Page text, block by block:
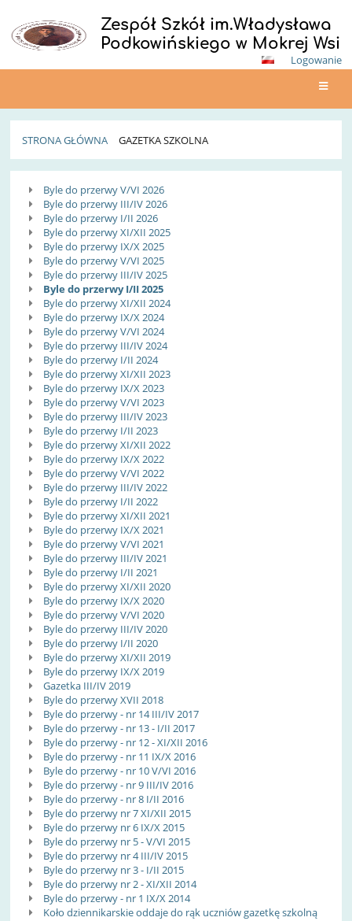
Zespół Szkół im.Władysława
Podkowińskiego w Mokrej Wsi
Logowanie
STRONA GŁÓWNA GAZETKA SZKOLNA
Gazetka
Szkolna
Byle do przerwy V/VI 2026
Byle do przerwy III/IV 2026
Byle do przerwy I/II 2026
Byle do przerwy XI/XII 2025
Byle do przerwy IX/X 2025
Byle do przerwy V/VI 2025
Byle do przerwy III/IV 2025
Byle do przerwy I/II 2025
Byle do przerwy XI/XII 2024
Byle do przerwy IX/X 2024
Byle do przerwy V/VI 2024
Byle do przerwy III/IV 2024
Byle do przerwy I/II 2024
Byle do przerwy XI/XII 2023
Byle do przerwy IX/X 2023
Byle do przerwy V/VI 2023
Byle do przerwy III/IV 2023
Byle do przerwy I/II 2023
Byle do przerwy XI/XII 2022
Byle do przerwy IX/X 2022
Byle do przerwy V/VI 2022
Byle do przerwy III/IV 2022
Byle do przerwy I/II 2022
Byle do przerwy XI/XII 2021
Byle do przerwy IX/X 2021
Byle do przerwy V/VI 2021
Byle do przerwy III/IV 2021
Byle do przerwy I/II 2021
Byle do przerwy XI/XII 2020
Byle do przerwy IX/X 2020
Byle do przerwy V/VI 2020
Byle do przerwy III/IV 2020
Byle do przerwy I/II 2020
Byle do przerwy XI/XII 2019
Byle do przerwy IX/X 2019
Gazetka III/IV 2019
Byle do przerwy XVII 2018
Byle do przerwy - nr 14 III/IV 2017
Byle do przerwy - nr 13 - I/II 2017
Byle do przerwy - nr 12 - XI/XII 2016
Byle do przerwy - nr 11 IX/X 2016
Byle do przerwy - nr 10 V/VI 2016
Byle do przerwy - nr 9 III/IV 2016
Byle do przerwy - nr 8 I/II 2016
Byle do przerwy nr 7 XI/XII 2015
Byle do przerwy nr 6 IX/X 2015
Byle do przerwy nr 5 - V/VI 2015
Byle do przerwy nr 4 III/IV 2015
Byle do przerwy nr 3 - I/II 2015
Byle do przerwy nr 2 - XI/XII 2014
Byle do przerwy - nr 1 IX/X 2014
Koło dziennikarskie oddaje do rąk uczniów gazetkę szkolną